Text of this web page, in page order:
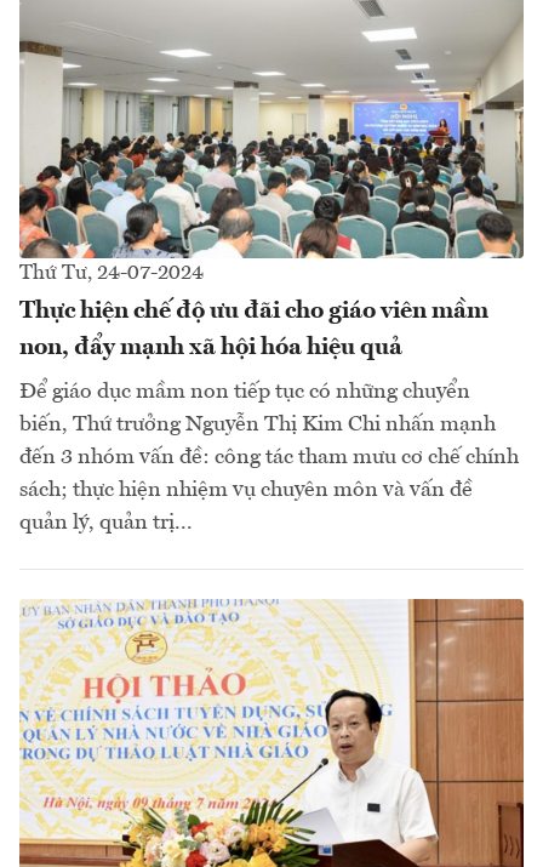
Thứ Tư, 24-07-2024
Thực hiện chế độ ưu đãi cho giáo viên mầm
non, đẩy mạnh xã hội hóa hiệu quả
Để giáo dục mầm non tiếp tục có những chuyển
biến, Thứ trưởng Nguyễn Thị Kim Chi nhấn mạnh
đến 3 nhóm vấn đề: công tác tham mưu cơ chế chính
sách; thực hiện nhiệm vụ chuyên môn và vấn đề
quản lý, quản trị...